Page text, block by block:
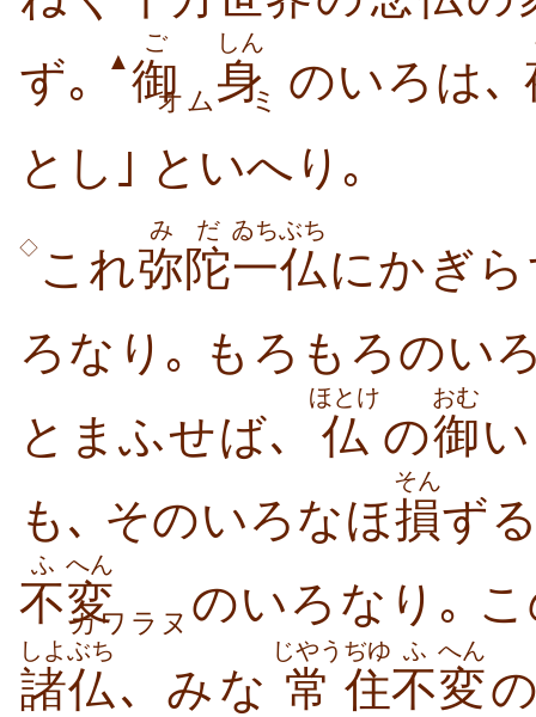
ず｡ ▲ 御
ご
オム身
しん
ミ のいろは､
とし｣ といへり｡
◇ これ弥陀
みだ
一仏
ゐちぶち
にかぎ
ろなり｡ もろもろのい
とまふせば､
仏
ほとけ
の御
おむ
も､ そのいろなほ損
そん
ず
不
ふ
変
へん
カワラヌ のいろなり｡
諸仏
しよぶち
､ みな 常
じやう
住
ぢゆ
不
ふ
変
へん